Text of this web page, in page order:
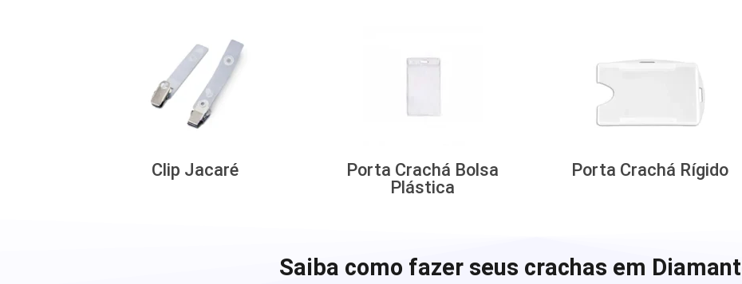
Clip Jacaré
Porta Crachá Bolsa
Plástica
Porta Crachá Rígido
Saiba como fazer seus crachas em